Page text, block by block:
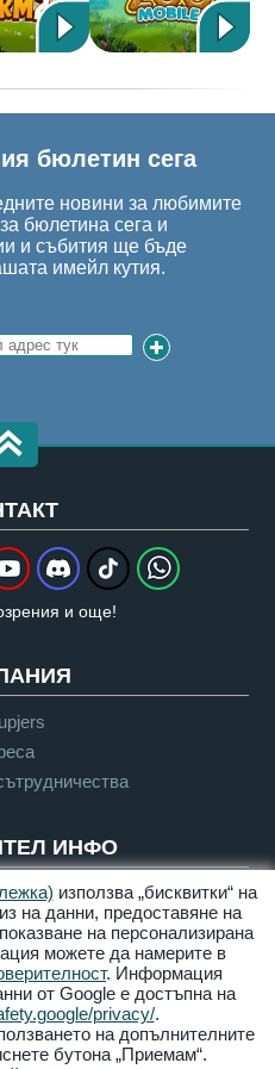
бюлетин сега
новини за любимите
бюлетина сега и
и събития ще бъде
имейл кутия.
и още!
ИНФО
Насоки
Условия за
ползване
Достъпност
използва „бисквитки“ на
на данни, предоставяне на
на персонализирана
можете да намерите в
. Информация
от Google е достъпна на
privacy/.
на допълнителните
бутона „Приемам“.